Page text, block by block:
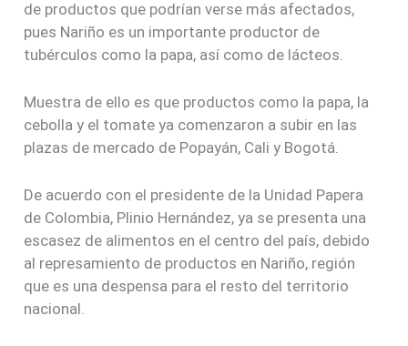
de productos que podrían verse más afectados,
pues Nariño es un importante productor de
tubérculos como la papa, así como de lácteos.
Muestra de ello es que productos como la papa, la
cebolla y el tomate ya comenzaron a subir en las
plazas de mercado de Popayán, Cali y Bogotá.
De acuerdo con el presidente de la Unidad Papera
de Colombia, Plinio Hernández, ya se presenta una
escasez de alimentos en el centro del país, debido
al represamiento de productos en Nariño, región
que es una despensa para el resto del territorio
nacional.